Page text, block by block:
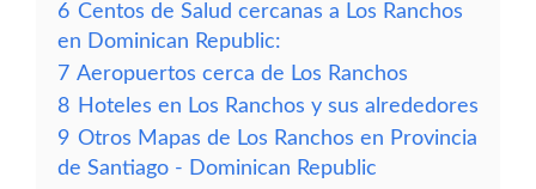
6 Centos de Salud cercanas a Los Ranchos
en Dominican Republic:
7 Aeropuertos cerca de Los Ranchos
8 Hoteles en Los Ranchos y sus alrededores
9 Otros Mapas de Los Ranchos en Provincia
de Santiago - Dominican Republic